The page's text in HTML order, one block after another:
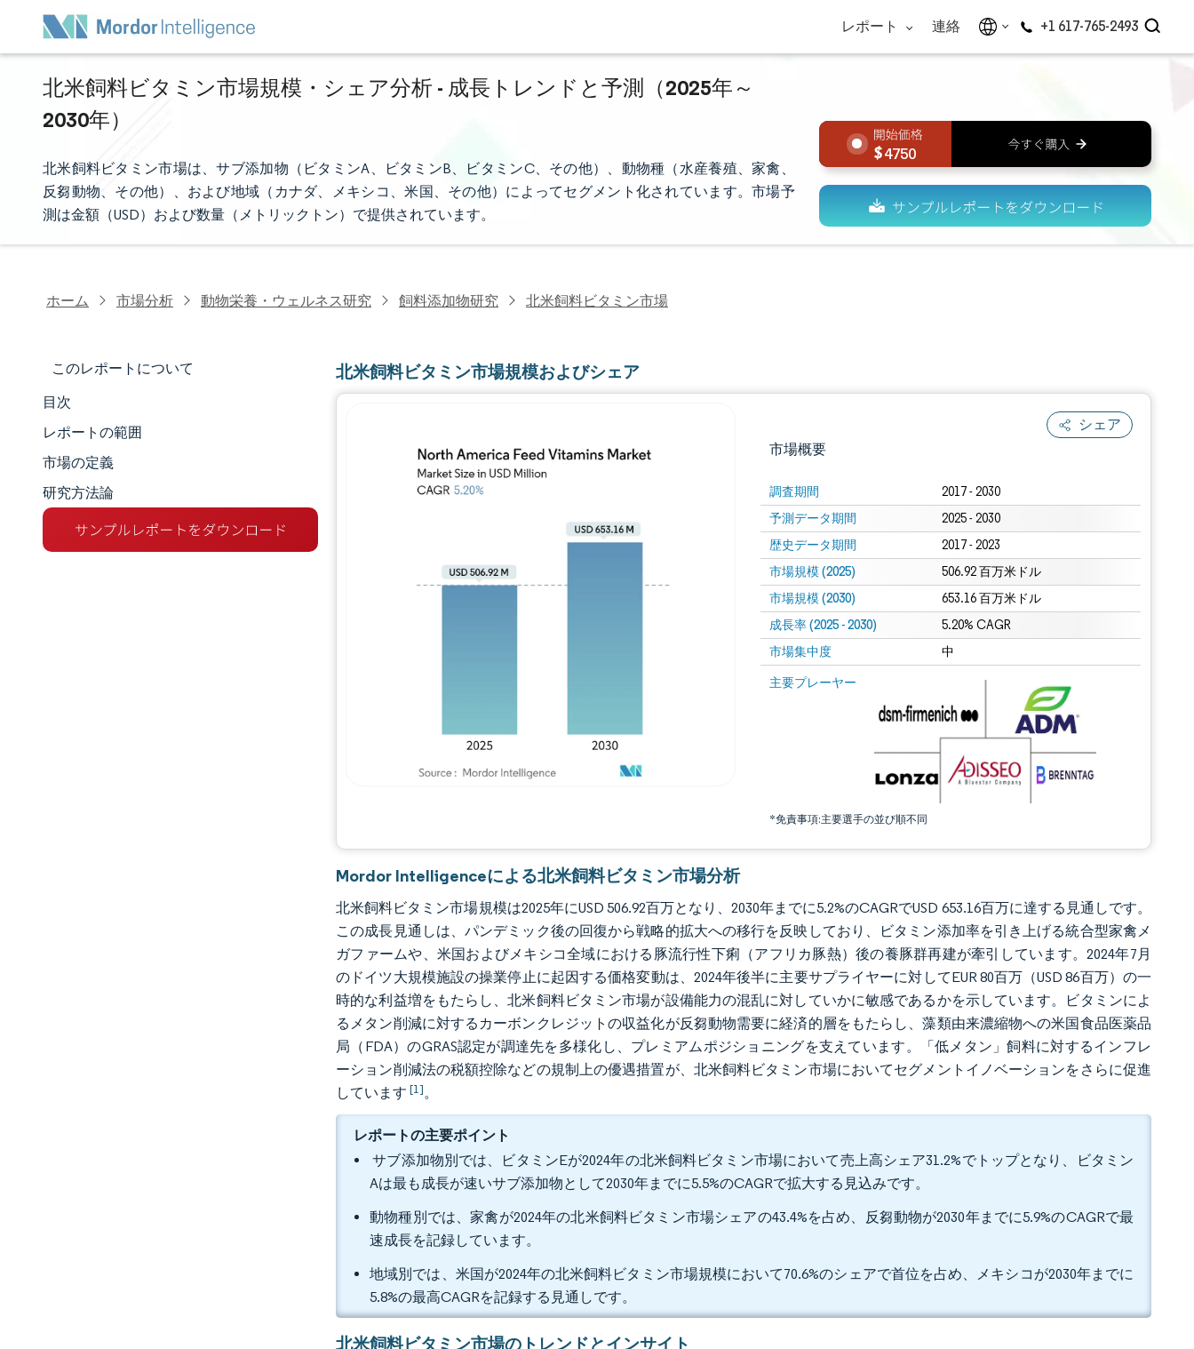
レポート 連絡 +1 617-765-2493
北米飼料ビタミン市場規模・シェア分析 - 成長トレンドと予測（2025年～
2030年）
北米飼料ビタミン市場は、サブ添加物（ビタミンA、ビタミンB、ビタミンC、その他）、動物種（水産養殖、家禽、
反芻動物、その他）、および地域（カナダ、メキシコ、米国、その他）によってセグメント化されています。市場予
測は金額（USD）および数量（メトリックトン）で提供されています。
4750
ホーム 市場分析 動物栄養・ウェルネス研究 飼料添加物研究 北米飼料ビタミン市場
このレポートについて
市場規模とシェア
市場分析
トレンドとインサイト
セグメント分析
目次
レポートの範囲
市場の定義
研究方法論
北米飼料ビタミン市場規模およびシェア
シェア
市場概要
調査期間 2017 - 2030
予測データ期間 2025 - 2030
歴史データ期間 2017 - 2023
市場規模 (2025) 506.92 百万米ドル
市場規模 (2030) 653.16 百万米ドル
成長率 (2025 - 2030) 5.20% CAGR
市場集中度 中
主要プレーヤー
*免責事項:主要選手の並び順不同
画像 © Mordor Intelligence。再利用にはCC BY 4.0の表示が必要です。
画像 © Mordor Intelligence。再利用にはCC BY 4.0の表示が必要です。
Mordor Intelligenceによる北米飼料ビタミン市場分析
北米飼料ビタミン市場規模は2025年にUSD 506.92百万となり、2030年までに5.2%のCAGRでUSD 653.16百万に達する見通しです。
この成長見通しは、パンデミック後の回復から戦略的拡大への移行を反映しており、ビタミン添加率を引き上げる統合型家禽メ
ガファームや、米国およびメキシコ全域における豚流行性下痢（アフリカ豚熱）後の養豚群再建が牽引しています。2024年7月
のドイツ大規模施設の操業停止に起因する価格変動は、2024年後半に主要サプライヤーに対してEUR 80百万（USD 86百万）の一
時的な利益増をもたらし、北米飼料ビタミン市場が設備能力の混乱に対していかに敏感であるかを示しています。ビタミンによ
るメタン削減に対するカーボンクレジットの収益化が反芻動物需要に経済的層をもたらし、藻類由来濃縮物への米国食品医薬品
局（FDA）のGRAS認定が調達先を多様化し、プレミアムポジショニングを支えています。「低メタン」飼料に対するインフレ
ーション削減法の税額控除などの規制上の優遇措置が、北米飼料ビタミン市場においてセグメントイノベーションをさらに促進
しています[1]。
レポートの主要ポイント
サブ添加物別では、ビタミンEが2024年の北米飼料ビタミン市場において売上高シェア31.2%でトップとなり、ビタミン
Aは最も成長が速いサブ添加物として2030年までに5.5%のCAGRで拡大する見込みです。
動物種別では、家禽が2024年の北米飼料ビタミン市場シェアの43.4%を占め、反芻動物が2030年までに5.9%のCAGRで最
速成長を記録しています。
地域別では、米国が2024年の北米飼料ビタミン市場規模において70.6%のシェアで首位を占め、メキシコが2030年までに
5.8%の最高CAGRを記録する見通しです。
北米飼料ビタミン市場のトレンドとインサイト